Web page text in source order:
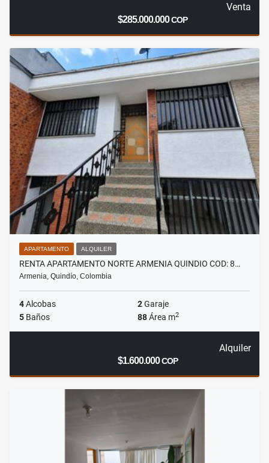
Venta
$285.000.000COP
APARTAMENTO ALQUILER
RENTA APARTAMENTO NORTE ARMENIA QUINDIO COD: 8…
Armenia, Quindío, Colombia
4Alcobas 2Garaje
5 Baños 88Área m2
Alquiler
$1.600.000COP